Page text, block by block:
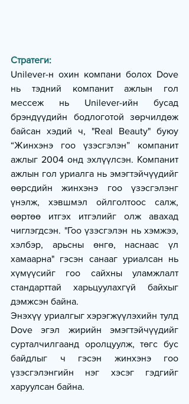
Стратеги:
Unilever-н охин компани болох Dove
нь тэдний компанит ажлын гол
мессеж нь Unilever-ийн бусад
брэндүүдийн бодлоготой зөрчилдөж
байсан хэдий ч, "Real Beauty" буюу
“Жинхэнэ гоо үзэсгэлэн” компанит
ажлыг 2004 онд эхлүүлсэн. Компанит
ажлын гол уриалга нь эмэгтэйчүүдийг
өөрсдийн жинхэнэ гоо үзэсгэлэнг
үнэлж, хэвшмэл ойлголтоос салж,
өөртөө итгэх итгэлийг олж авахад
чиглэгдсэн. "Гоо үзэсгэлэн нь хэмжээ,
хэлбэр, арьсны өнгө, наснаас үл
хамаарна" гэсэн санааг уриалсан нь
хүмүүсийг гоо сайхны уламжлалт
стандарттай харьцуулахгүй байхыг
дэмжсэн байна.
Энэхүү уриалгыг хэрэгжүүлэхийн тулд
Dove эгэл жирийн эмэгтэйчүүдийг
сурталчилгаанд оролцуулж, төгс бус
байдлыг ч гэсэн жинхэнэ гоо
үзэсгэлэнгийн нэг хэсэг гэдгийг
харуулсан байна.